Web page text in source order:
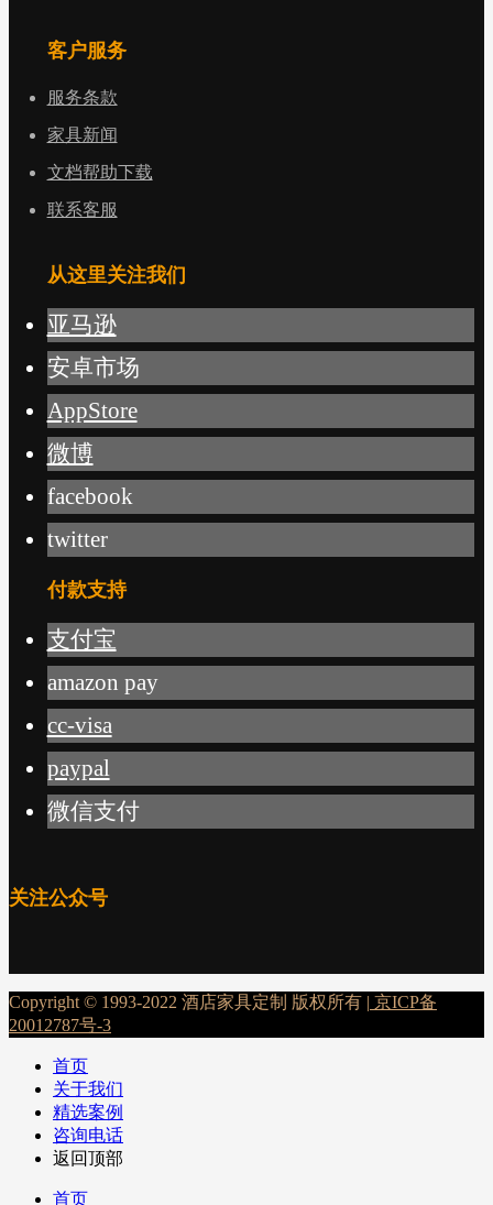
客户服务
服务条款
家具新闻
文档帮助下载
联系客服
从这里关注我们
亚马逊
安卓市场
AppStore
微博
facebook
twitter
付款支持
支付宝
amazon pay
cc-visa
paypal
微信支付
关注公众号
Copyright © 1993-2022 酒店家具定制 版权所有 | 京ICP备
20012787号-3
首页
关于我们
精选案例
咨询电话
返回顶部
首页